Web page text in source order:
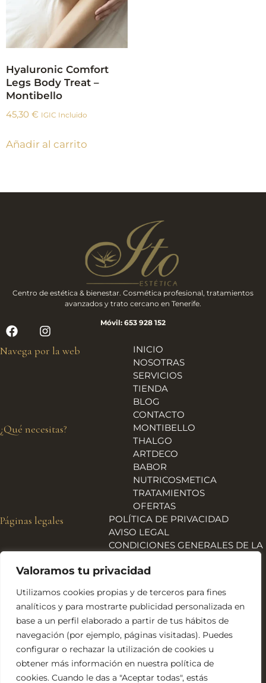
Valoramos tu privacidad
Utilizamos cookies propias y de terceros para fines
analíticos y para mostrarte publicidad personalizada en
base a un perfil elaborado a partir de tus hábitos de
navegación (por ejemplo, páginas visitadas). Puedes
configurar o rechazar la utilización de cookies u
obtener más información en nuestra política de
cookies. Cuando le das a "Aceptar todas", estás
Hyaluronic Comfort
Legs Body Treat –
Montibello
45,30 € IGIC Incluido
Añadir al carrito
Centro de estética & bienestar. Cosmética profesional, tratamientos
avanzados y trato cercano en Tenerife.
Móvil: 653 928 152
Navega por la web
INICIO
NOSOTRAS
SERVICIOS
TIENDA
BLOG
CONTACTO
¿Qué necesitas?
MONTIBELLO
THALGO
ARTDECO
BABOR
NUTRICOSMETICA
TRATAMIENTOS
OFERTAS
Páginas legales
POLÍTICA DE PRIVACIDAD
AVISO LEGAL
CONDICIONES GENERALES DE LA
ENVÍOS, DEVOLUCIONES Y
POLÍTICA DE COOKIES
DECLARACIÓN DE
ACCESIBILIDAD
Financiado por la Unión Europea – NextGeneration EU